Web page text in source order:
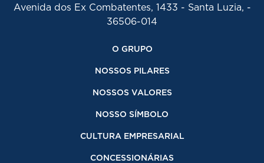
Avenida dos Ex Combatentes, 1433 - Santa Luzia, -
36506-014
O GRUPO
NOSSOS PILARES
NOSSOS VALORES
NOSSO SÍMBOLO
CULTURA EMPRESARIAL
CONCESSIONÁRIAS